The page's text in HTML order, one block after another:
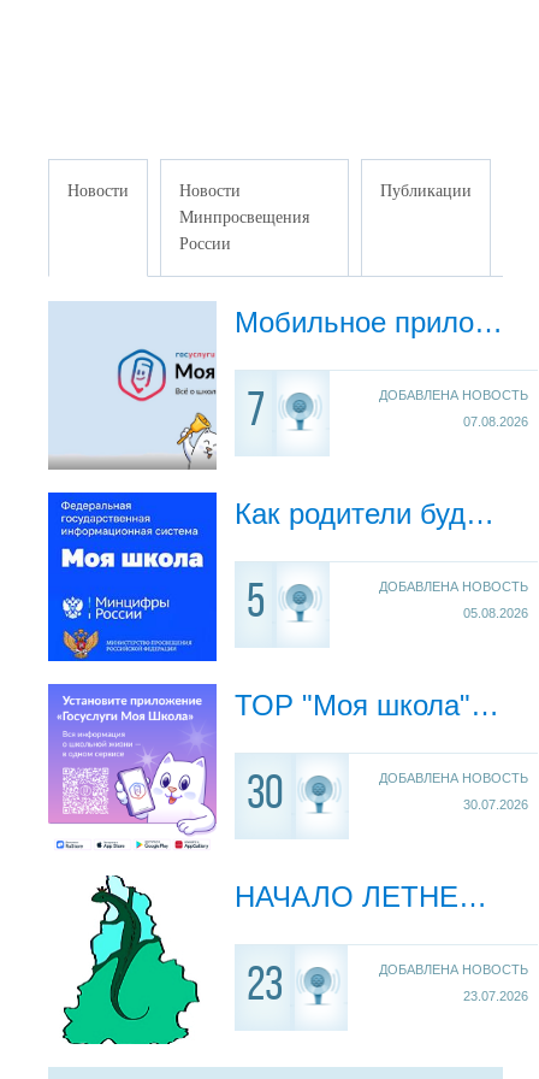
Новости
Новости
Минпросвещения
России
Публикации
Мобильное приложение «Госуслуги Моя школа»
7
ДОБАВЛЕНА НОВОСТЬ
07.08.2026
Как родители будут заходить в электронный дневник? Министр СО о внедрении системы "Моя школа"
5
ДОБАВЛЕНА НОВОСТЬ
05.08.2026
ТОР "Моя школа". Переход на новый цифровой сервис
30
ДОБАВЛЕНА НОВОСТЬ
30.07.2026
НАЧАЛО ЛЕТНЕЙ СМЕНЫ ГОРОДСКОГО ЛАГЕРЯ!
23
ДОБАВЛЕНА НОВОСТЬ
23.07.2026